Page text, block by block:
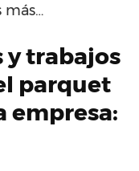
más…
y trabajos
parquet
empresa: